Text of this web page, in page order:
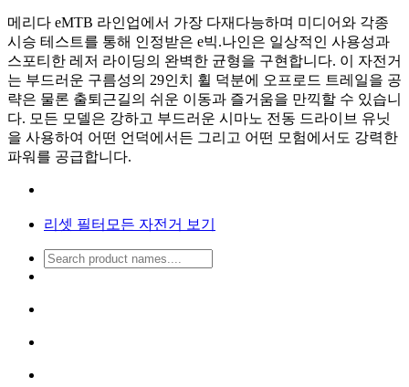
메리다 eMTB 라인업에서 가장 다재다능하며 미디어와 각종
시승 테스트를 통해 인정받은 e빅.나인은 일상적인 사용성과
스포티한 레저 라이딩의 완벽한 균형을 구현합니다. 이 자전거
는 부드러운 구름성의 29인치 휠 덕분에 오프로드 트레일을 공
략은 물론 출퇴근길의 쉬운 이동과 즐거움을 만끽할 수 있습니
다. 모든 모델은 강하고 부드러운 시마노 전동 드라이브 유닛
을 사용하여 어떤 언덕에서든 그리고 어떤 모험에서도 강력한
파워를 공급합니다.
리셋 필터 모든 자전거 보기